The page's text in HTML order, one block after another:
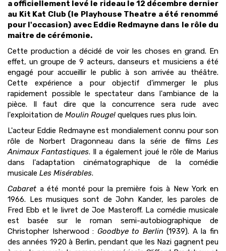
a officiellement levé le rideau le 12 décembre dernier
au Kit Kat Club (le Playhouse Theatre a été renommé
pour l'occasion) avec Eddie Redmayne dans le rôle du
maitre de cérémonie.
Cette production a décidé de voir les choses en grand. En
effet, un groupe de 9 acteurs, danseurs et musiciens a été
engagé pour accueillir le public à son arrivée au théâtre.
Cette expérience a pour objectif d'immerger le plus
rapidement possible le spectateur dans l'ambiance de la
pièce. Il faut dire que la concurrence sera rude avec
l'exploitation de Moulin Rouge! quelques rues plus loin.
L'acteur Eddie Redmayne est mondialement connu pour son
rôle de Norbert Dragonneau dans la série de films Les
Animaux Fantastiques. Il a également joué le rôle de Marius
dans l'adaptation cinématographique de la comédie
musicale Les Misérables.
Cabaret a été monté pour la première fois à New York en
1966. Les musiques sont de John Kander, les paroles de
Fred Ebb et le livret de Joe Masteroff. La comédie musicale
est basée sur le roman semi-autobiographique de
Christopher Isherwood : Goodbye to Berlin(1939). A la fin
des années 1920 à Berlin, pendant que les Nazi gagnent peu